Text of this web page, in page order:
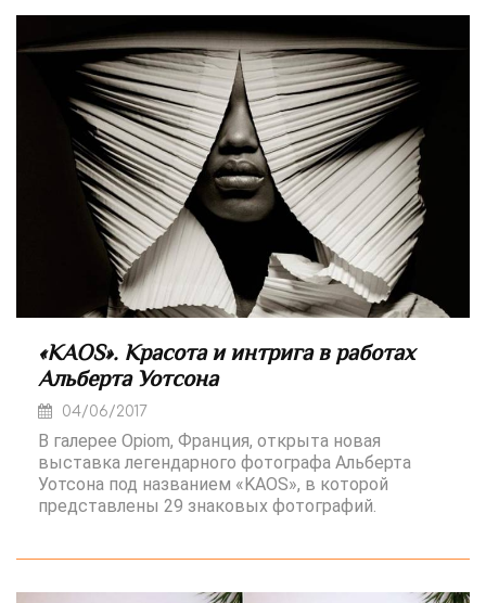
«KAOS». Красота и интрига в работах
Альберта Уотсона
04/06/2017
В галерее Opiom, Франция, открыта новая
выставка легендарного фотографа Альберта
Уотсона под названием «KAOS», в которой
представлены 29 знаковых фотографий.